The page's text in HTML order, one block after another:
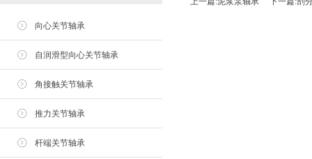
向心关节轴承
自润滑型向心关节轴承
角接触关节轴承
推力关节轴承
杆端关节轴承